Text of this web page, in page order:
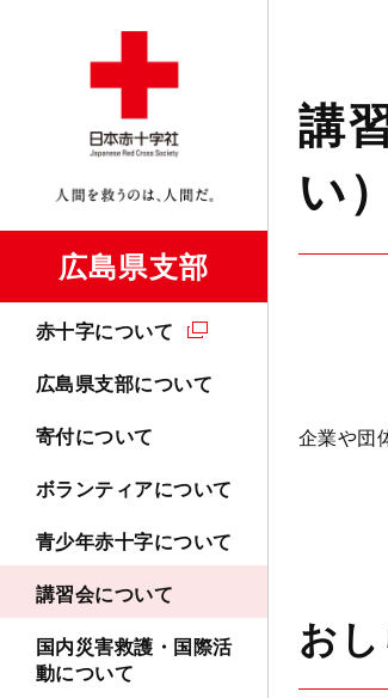
広島県支部
赤十字について
広島県支部について
寄付について
ボランティアについて
青少年赤十字について
講習会について
国内災害救護・国際活
動について
講
い）
企業や団
お